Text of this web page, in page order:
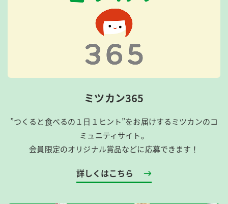
ミツカン365
”つくると食べるの１日１ヒント”をお届けするミツカンのコ
ミュニティサイト。
会員限定のオリジナル賞品などに応募できます！
詳しくはこちら